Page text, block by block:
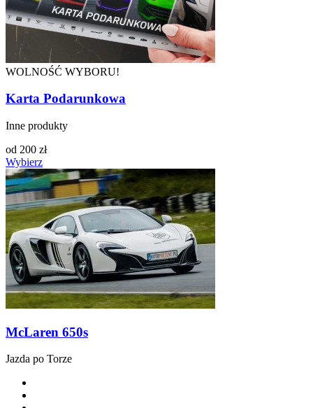
WOLNOŚĆ WYBORU!
Karta Podarunkowa
Inne produkty
od 200 zł
Wybierz
McLaren 650s
Jazda po Torze